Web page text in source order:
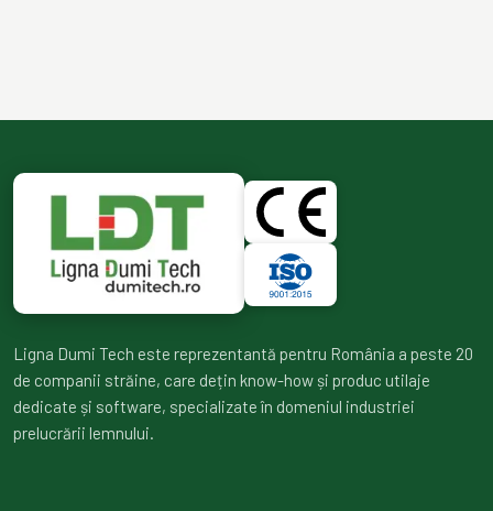
Ligna Dumi Tech este reprezentantă pentru România a peste 20
de companii străine, care dețin know-how și produc utilaje
dedicate și software, specializate în domeniul industriei
prelucrării lemnului.